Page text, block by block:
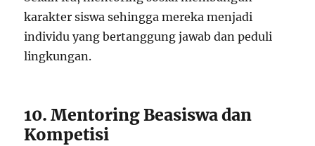
karakter siswa sehingga mereka menjadi
individu yang bertanggung jawab dan peduli
lingkungan.
10. Mentoring Beasiswa dan
Kompetisi